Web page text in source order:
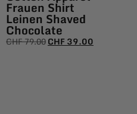
Frauen Shirt
Leinen Shaved
Chocolate
CHF79.00CHF 39.00